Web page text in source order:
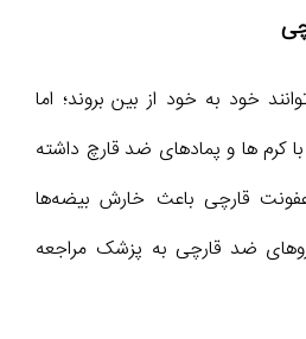
خود به خود از بین بروند؛ اما
کرم ها و پمادهای ضد قارچ داشته
قارچی باعث خارش بیضه‌ها
ضد قارچی به پزشک مراجعه